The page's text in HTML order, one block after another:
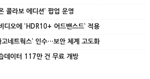
콜라보 에디션’ 팝업 운영
디오에 ‘HDR10+ 어드밴스드’ 적용
고네트웍스’ 인수…보안 체계 고도화
데이터 117만 건 무료 개방